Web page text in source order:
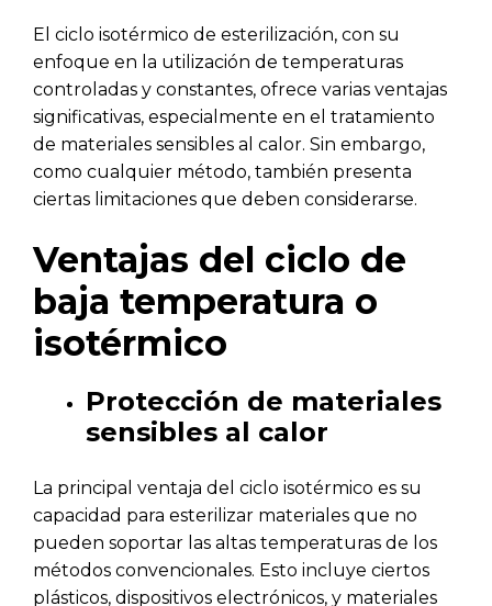
El ciclo isotérmico de esterilización, con su
enfoque en la utilización de temperaturas
controladas y constantes, ofrece varias ventajas
significativas, especialmente en el tratamiento
de materiales sensibles al calor. Sin embargo,
como cualquier método, también presenta
ciertas limitaciones que deben considerarse.
Ventajas del ciclo de
baja temperatura o
isotérmico
Protección de materiales
sensibles al calor
La principal ventaja del ciclo isotérmico es su
capacidad para esterilizar materiales que no
pueden soportar las altas temperaturas de los
métodos convencionales. Esto incluye ciertos
plásticos, dispositivos electrónicos, y materiales